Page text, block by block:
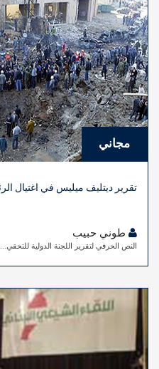
مجاني
تقرير ديتليف ميليس في اغتيال الرئيس رفيق الحريري
النص الحرفي لتقرير اللجنة الدولية للتحقي...